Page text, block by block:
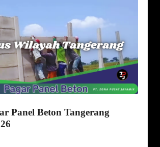
Panel Beton Tangerang